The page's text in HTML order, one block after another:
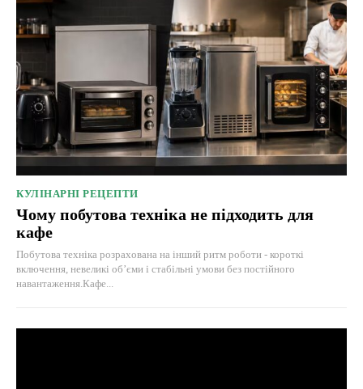
КУЛІНАРНІ РЕЦЕПТИ
Чому побутова техніка не підходить для
кафе
Побутова техніка розрахована на інший ритм роботи - короткі
включення, невеликі об’єми і стабільні умови без постійного
навантаження.Кафе...